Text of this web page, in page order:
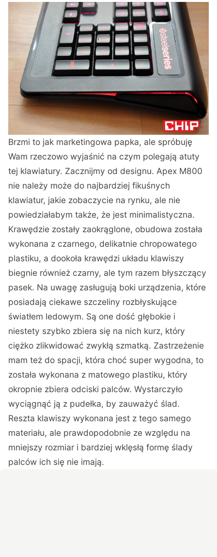
Brzmi to jak marketingowa papka, ale spróbuję
Wam rzeczowo wyjaśnić na czym polegają atuty
tej klawiatury. Zacznijmy od designu. Apex M800
nie należy może do najbardziej fikuśnych
klawiatur, jakie zobaczycie na rynku, ale nie
powiedziałabym także, że jest minimalistyczna.
Krawędzie zostały zaokrąglone, obudowa została
wykonana z czarnego, delikatnie chropowatego
plastiku, a dookoła krawędzi układu klawiszy
biegnie również czarny, ale tym razem błyszczący
pasek. Na uwagę zasługują boki urządzenia, które
posiadają ciekawe szczeliny rozbłyskujące
światłem ledowym. Są one dość głębokie i
niestety szybko zbiera się na nich kurz, który
ciężko zlikwidować zwykłą szmatką. Zastrzeżenie
mam też do spacji, która choć super wygodna, to
została wykonana z matowego plastiku, który
okropnie zbiera odciski palców. Wystarczyło
wyciągnąć ją z pudełka, by zauważyć ślad.
Reszta klawiszy wykonana jest z tego samego
materiału, ale prawdopodobnie ze względu na
mniejszy rozmiar i bardziej wklęsłą formę ślady
palców ich się nie imają.